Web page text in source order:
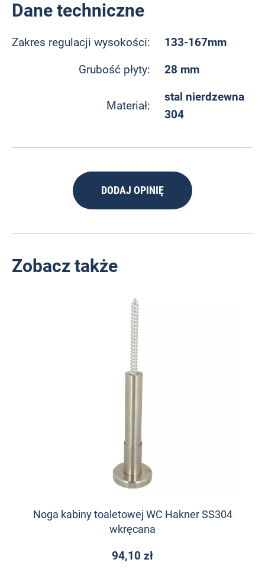
Dane techniczne
Zakres regulacji wysokości: 133-167mm
Grubość płyty: 28 mm
Materiał:
stal nierdzewna
304
DODAJ OPINIĘ
Zobacz także
Noga kabiny toaletowej WC Hakner SS304
wkręcana
94,10 zł